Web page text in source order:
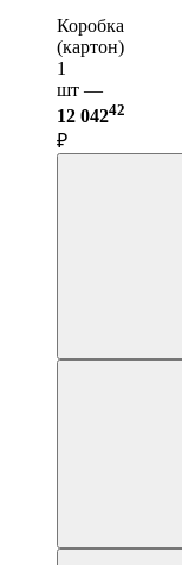
Коробка
(картон)
1
шт —
12 04242
₽